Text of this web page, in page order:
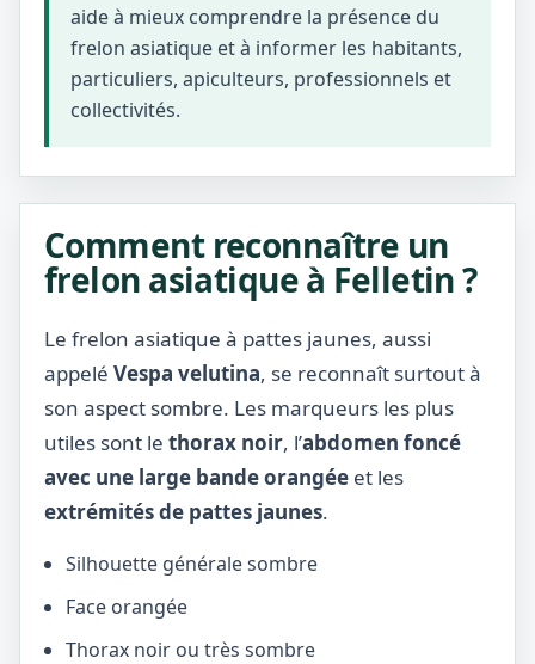
aide à mieux comprendre la présence du
frelon asiatique et à informer les habitants,
particuliers, apiculteurs, professionnels et
collectivités.
Comment reconnaître un
frelon asiatique à Felletin ?
Le frelon asiatique à pattes jaunes, aussi
appelé Vespa velutina, se reconnaît surtout à
son aspect sombre. Les marqueurs les plus
utiles sont le thorax noir, l’abdomen foncé
avec une large bande orangée et les
extrémités de pattes jaunes.
Silhouette générale sombre
Face orangée
Thorax noir ou très sombre